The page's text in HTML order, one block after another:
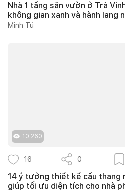
Nhà 1 tầng sân vườn ở Trà
không gian xanh và hành lang
Minh Tú
10.260
16 0
14 ý tưởng thiết kế cầu thang
giúp tối ưu diện tích cho nhà